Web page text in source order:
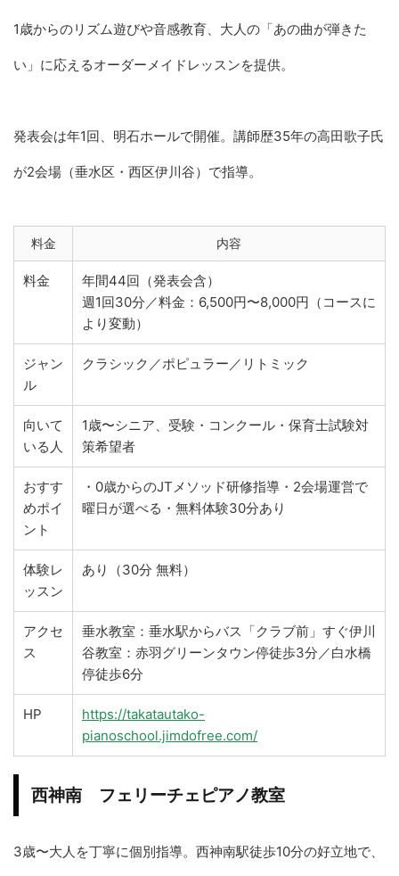
1歳からのリズム遊びや音感教育、大人の「あの曲が弾きた
い」に応えるオーダーメイドレッスンを提供。
発表会は年1回、明石ホールで開催。講師歴35年の高田歌子氏
が2会場（垂水区・西区伊川谷）で指導。
料金 内容
料金
年間44回（発表会含）
週1回30分／料金：6,500円〜8,000円（コースに
より変動）
ジャン
ル
クラシック／ポピュラー／リトミック
向いて
いる人
1歳〜シニア、受験・コンクール・保育士試験対
策希望者
おすす
めポイ
ント
・0歳からのJTメソッド研修指導・2会場運営で
曜日が選べる・無料体験30分あり
体験レ
ッスン
あり（30分 無料）
アクセ
ス
垂水教室：垂水駅からバス「クラブ前」すぐ伊川
谷教室：赤羽グリーンタウン停徒歩3分／白水橋
停徒歩6分
HP
https://takatautako-
pianoschool.jimdofree.com/
西神南 フェリーチェピアノ教室
3歳〜大人を丁寧に個別指導。西神南駅徒歩10分の好立地で、